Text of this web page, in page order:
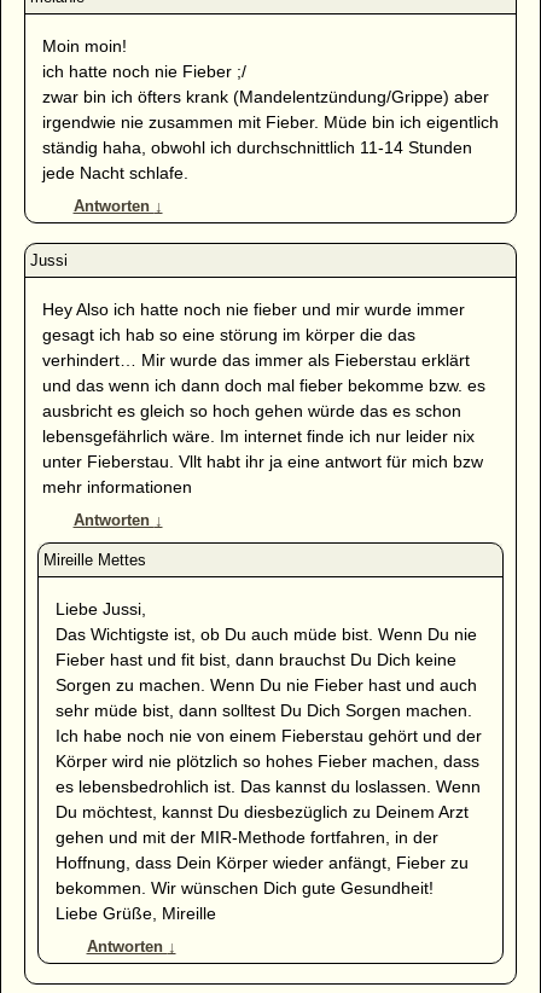
Moin moin!
ich hatte noch nie Fieber ;/
zwar bin ich öfters krank (Mandelentzündung/Grippe) aber
irgendwie nie zusammen mit Fieber. Müde bin ich eigentlich
ständig haha, obwohl ich durchschnittlich 11-14 Stunden
jede Nacht schlafe.
Antworten ↓
Hey Also ich hatte noch nie fieber und mir wurde immer
gesagt ich hab so eine störung im körper die das
verhindert… Mir wurde das immer als Fieberstau erklärt
und das wenn ich dann doch mal fieber bekomme bzw. es
ausbricht es gleich so hoch gehen würde das es schon
lebensgefährlich wäre. Im internet finde ich nur leider nix
unter Fieberstau. Vllt habt ihr ja eine antwort für mich bzw
mehr informationen
Antworten ↓
Liebe Jussi,
Das Wichtigste ist, ob Du auch müde bist. Wenn Du nie
Fieber hast und fit bist, dann brauchst Du Dich keine
Sorgen zu machen. Wenn Du nie Fieber hast und auch
sehr müde bist, dann solltest Du Dich Sorgen machen.
Ich habe noch nie von einem Fieberstau gehört und der
Körper wird nie plötzlich so hohes Fieber machen, dass
es lebensbedrohlich ist. Das kannst du loslassen. Wenn
Du möchtest, kannst Du diesbezüglich zu Deinem Arzt
gehen und mit der MIR-Methode fortfahren, in der
Hoffnung, dass Dein Körper wieder anfängt, Fieber zu
bekommen. Wir wünschen Dich gute Gesundheit!
Liebe Grüße, Mireille
Antworten ↓